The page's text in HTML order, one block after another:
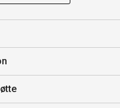
Komplett Bedrift Pluss